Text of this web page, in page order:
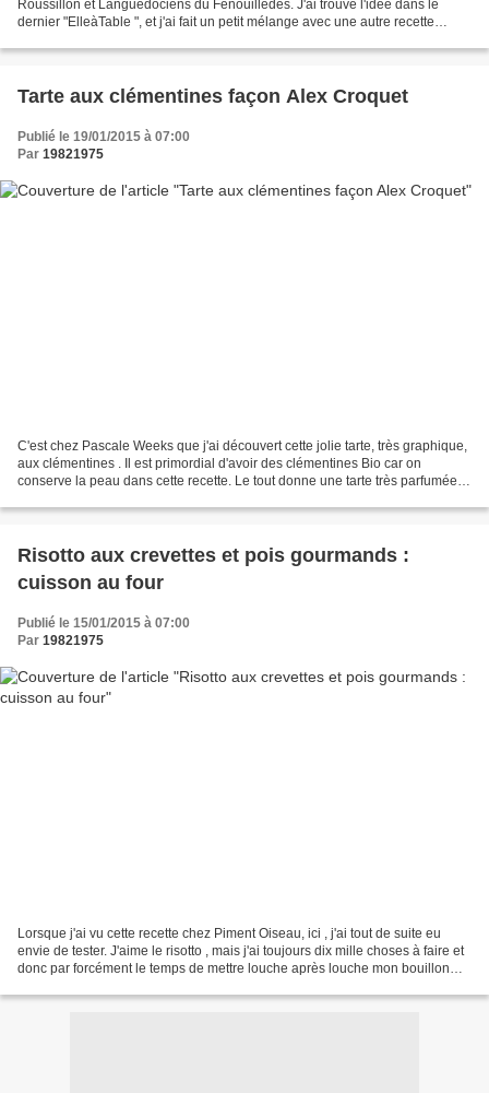
Roussillon et Languedociens du Fenouillèdes. J'ai trouvé l'idée dans le
dernier "ElleàTable ", et j'ai fait un petit mélange avec une autre recette
Tarte aux clémentines façon Alex Croquet
Publié le 19/01/2015 à 07:00
Par 19821975
C'est chez Pascale Weeks que j'ai découvert cette jolie tarte, très graphique,
aux clémentines . Il est primordial d'avoir des clémentines Bio car on
conserve la peau dans cette recette. Le tout donne une tarte très parfumée,
Risotto aux crevettes et pois gourmands :
cuisson au four
Publié le 15/01/2015 à 07:00
Par 19821975
Lorsque j'ai vu cette recette chez Piment Oiseau, ici , j'ai tout de suite eu
envie de tester. J'aime le risotto , mais j'ai toujours dix mille choses à faire et
donc par forcément le temps de mettre louche après louche mon bouillon